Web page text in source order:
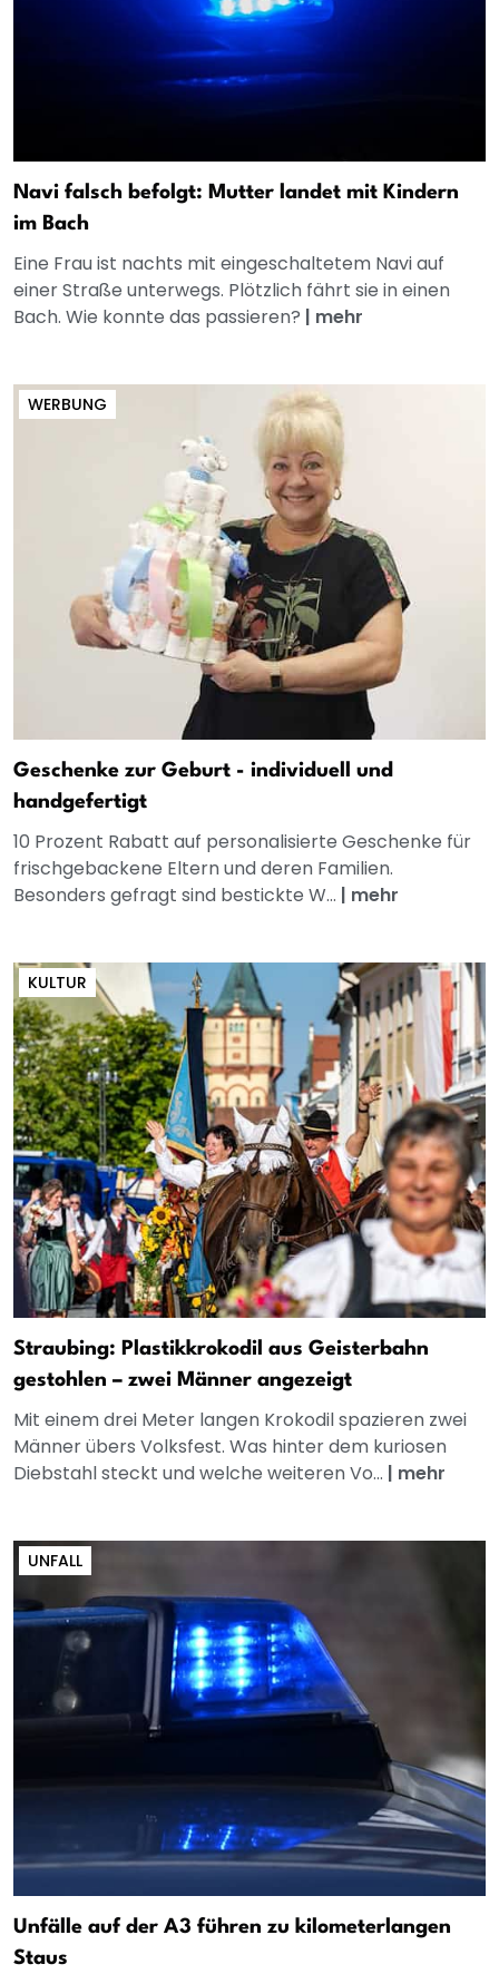
Navi falsch befolgt: Mutter landet mit Kindern
im Bach
Eine Frau ist nachts mit eingeschaltetem Navi auf
einer Straße unterwegs. Plötzlich fährt sie in einen
Bach. Wie konnte das passieren? | mehr
WERBUNG
Geschenke zur Geburt - individuell und
handgefertigt
10 Prozent Rabatt auf personalisierte Geschenke für
frischgebackene Eltern und deren Familien.
Besonders gefragt sind bestickte W... | mehr
KULTUR
Straubing: Plastikkrokodil aus Geisterbahn
gestohlen – zwei Männer angezeigt
Mit einem drei Meter langen Krokodil spazieren zwei
Männer übers Volksfest. Was hinter dem kuriosen
Diebstahl steckt und welche weiteren Vo... | mehr
UNFALL
Unfälle auf der A3 führen zu kilometerlangen
Staus